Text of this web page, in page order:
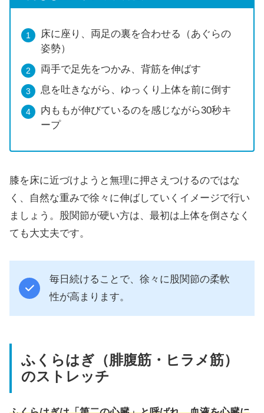
床に座り、両足の裏を合わせる（あぐらの
姿勢）
両手で足先をつかみ、背筋を伸ばす
息を吐きながら、ゆっくり上体を前に倒す
内ももが伸びているのを感じながら30秒キ
ープ
膝を床に近づけようと無理に押さえつけるのではな
く、自然な重みで徐々に伸ばしていくイメージで行い
ましょう。股関節が硬い方は、最初は上体を倒さなく
ても大丈夫です。
毎日続けることで、徐々に股関節の柔軟
性が高まります。
ふくらはぎ（腓腹筋・ヒラメ筋）
のストレッチ